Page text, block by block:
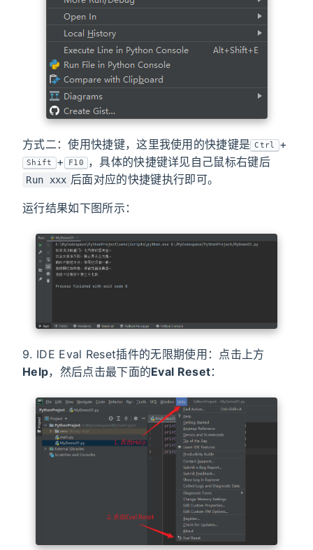
方式二：使用快捷键，这里我使用的快捷键是 Ctrl +
Shift + F10 ，具体的快捷键详见自己鼠标右键后
Run xxx 后面对应的快捷键执行即可。
运行结果如下图所示：
9. IDE Eval Reset插件的无限期使用：点击上方
Help，然后点击最下面的Eval Reset：